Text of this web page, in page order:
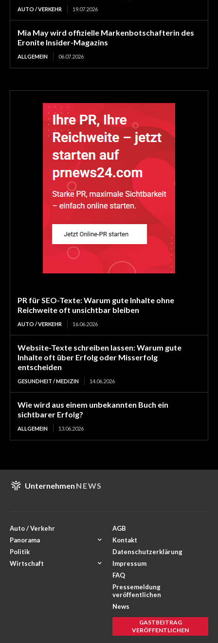
AUTO / VERKEHR 19.07.2026
Mia May wird offizielle Markenbotschafterin des
Eronite Insider-Magazins
ALLGEMEIN 06.07.2026
PR für SEO-Texte: Warum gute Inhalte ohne
Reichweite oft unsichtbar bleiben
AUTO / VERKEHR 16.06.2026
Website-Texte schreiben lassen: Warum gute
Inhalte oft über Erfolg oder Misserfolg
entscheiden
GESUNDHEIT / MEDIZIN 14.06.2026
Wie wird aus einem unbekannten Buch ein
sichtbarer Erfolg?
ALLGEMEIN 13.06.2026
Unternehmen NEWS
Auto / Verkehr
Panorama
Politik
Wirtschaft
AGB
Kontakt
Datenschutzerklärung
Impressum
FAQ
Pressemeldung
veröffentlichen
News
GASTBEITRAG
VERÖFFENTLICHEN